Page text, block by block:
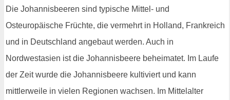
Die Johannisbeeren sind typische Mittel- und
Osteuropäische Früchte, die vermehrt in Holland, Frankreich
und in Deutschland angebaut werden. Auch in
Nordwestasien ist die Johannisbeere beheimatet. Im Laufe
der Zeit wurde die Johannisbeere kultiviert und kann
mittlerweile in vielen Regionen wachsen. Im Mittelalter